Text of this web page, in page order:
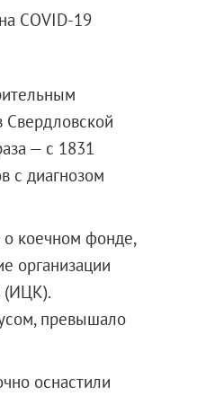
COVID-19
— с 1831
с диагнозом
коечном фонде,
организации
(ИЦК).
превышало
оснастили